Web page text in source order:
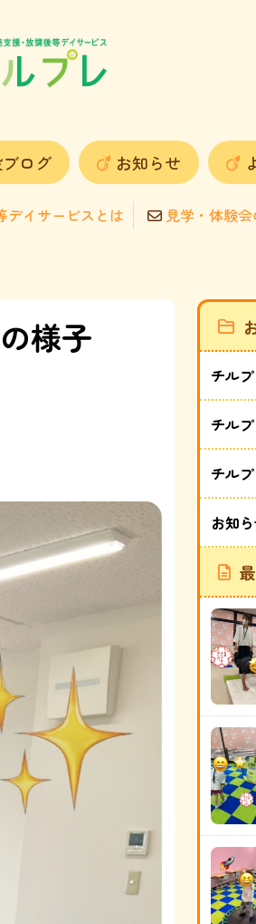
ログ お知らせ
デイサービスとは 見学・体験
様子
チル
チル
チル
お知